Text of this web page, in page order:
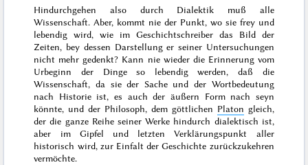
Hindurchgehen also durch Dialektik muß alle
Wissenschaft. Aber, kommt nie der Punkt, wo sie frey und
lebendig wird, wie im Geschichtschreiber das Bild der
Zeiten, bey dessen Darstellung er seiner Untersuchungen
nicht mehr gedenkt? Kann nie wieder die Erinnerung vom
Urbeginn der Dinge so lebendig werden, daß die
Wissenschaft, da sie der Sache und der Wortbedeutung
nach Historie ist, es auch der äußern Form nach seyn
könnte, und der Philosoph, dem göttlichen Platon gleich,
der die ganze Reihe seiner Werke hindurch dialektisch ist,
aber im Gipfel und letzten Verklärungspunkt aller
historisch wird, zur Einfalt der Geschichte zurückzukehren
vermöchte.